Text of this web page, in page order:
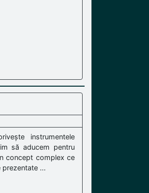
instrumentele
să aducem pentru
concept complex ce
...